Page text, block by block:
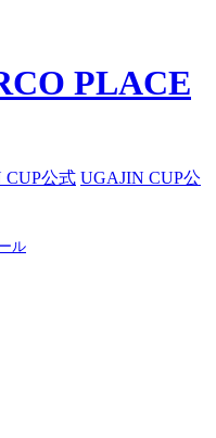
CUP公式 UGAJIN CUP公
ル